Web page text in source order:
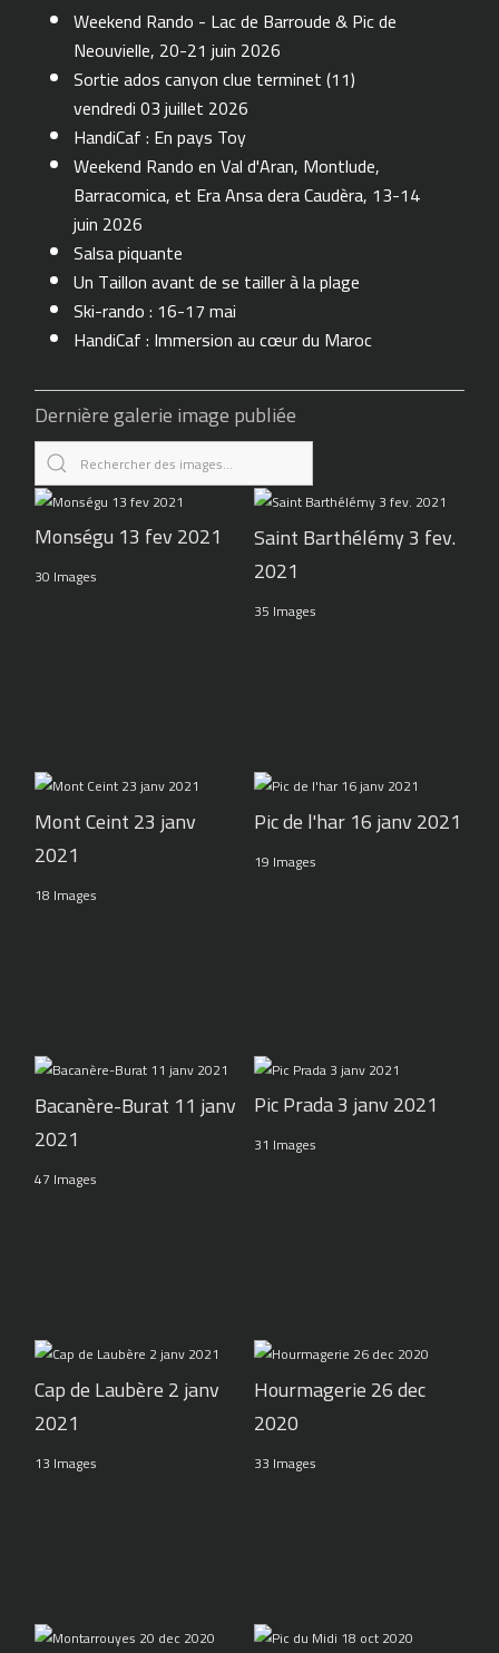
Weekend Rando - Lac de Barroude & Pic de
Neouvielle, 20-21 juin 2026
Sortie ados canyon clue terminet (11)
vendredi 03 juillet 2026
HandiCaf : En pays Toy
Weekend Rando en Val d'Aran, Montlude,
Barracomica, et Era Ansa dera Caudèra, 13-14
juin 2026
Salsa piquante
Un Taillon avant de se tailler à la plage
Ski-rando : 16-17 mai
HandiCaf : Immersion au cœur du Maroc
Dernière galerie image publiée
Monségu 13 fev 2021
30 Images
Saint Barthélémy 3 fev.
2021
35 Images
Mont Ceint 23 janv
2021
18 Images
Pic de l'har 16 janv 2021
19 Images
Bacanère-Burat 11 janv
2021
47 Images
Pic Prada 3 janv 2021
31 Images
Cap de Laubère 2 janv
2021
13 Images
Hourmagerie 26 dec
2020
33 Images